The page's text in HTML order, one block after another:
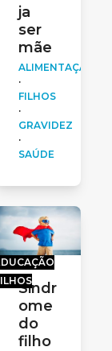
ja
ser
mãe
ALIMENTAÇÃO
·
FILHOS
·
GRAVIDEZ
·
SAÚDE
Sindr
ome
do
filho